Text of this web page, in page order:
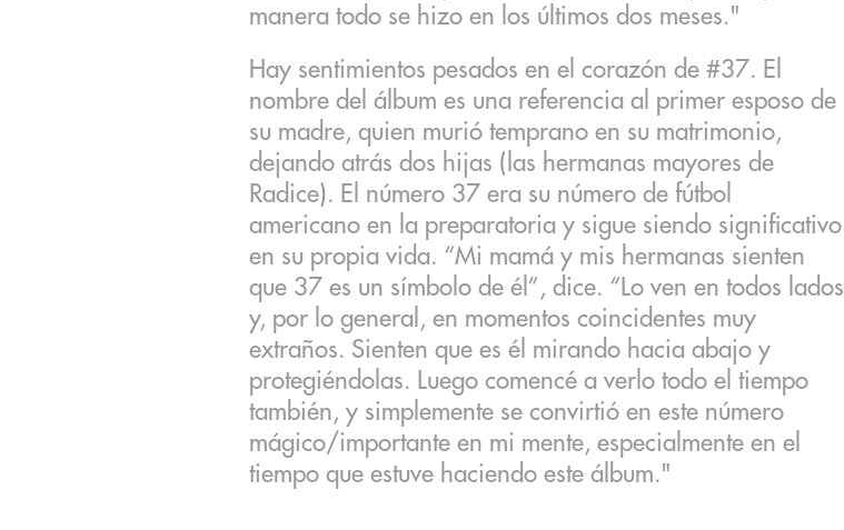
manera todo se hizo en los últimos dos meses."
Hay sentimientos pesados en el corazón de #37. El
nombre del álbum es una referencia al primer esposo de
su madre, quien murió temprano en su matrimonio,
dejando atrás dos hijas (las hermanas mayores de
Radice). El número 37 era su número de fútbol
americano en la preparatoria y sigue siendo significativo
en su propia vida. “Mi mamá y mis hermanas sienten
que 37 es un símbolo de él”, dice. “Lo ven en todos lados
y, por lo general, en momentos coincidentes muy
extraños. Sienten que es él mirando hacia abajo y
protegiéndolas. Luego comencé a verlo todo el tiempo
también, y simplemente se convirtió en este número
mágico/importante en mi mente, especialmente en el
tiempo que estuve haciendo este álbum."